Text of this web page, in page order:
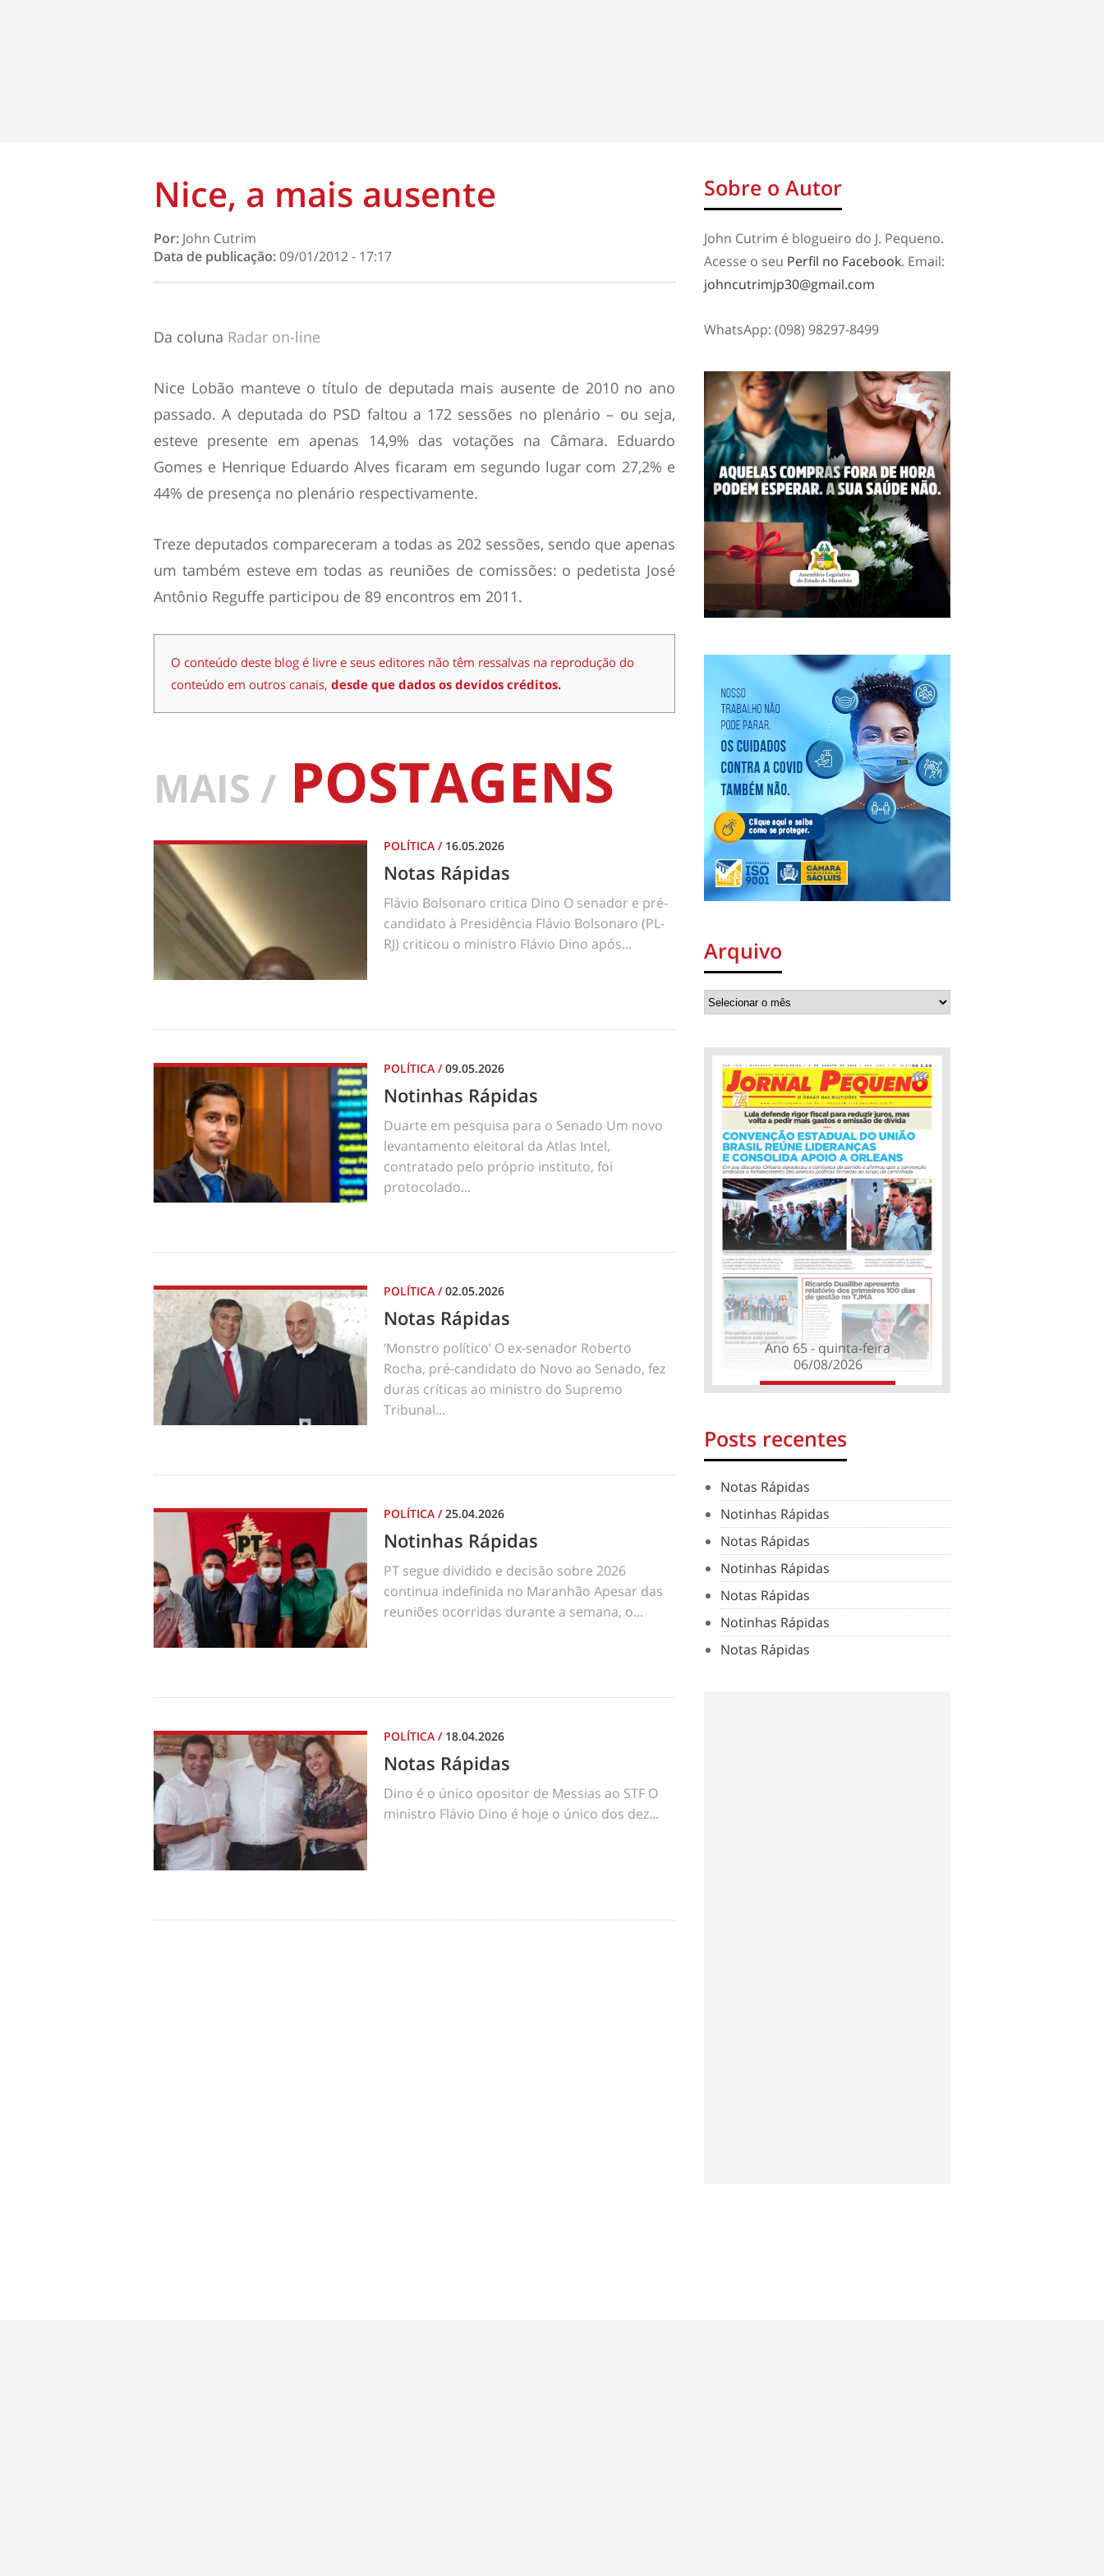
Nice, a mais ausente
Por: John Cutrim
Data de publicação:09/01/2012 - 17:17
Da coluna Radar on-line
Nice Lobão manteve o título de deputada mais ausente de 2010 no ano
passado. A deputada do PSD faltou a 172 sessões no plenário – ou seja,
esteve presente em apenas 14,9% das votações na Câmara. Eduardo
Gomes e Henrique Eduardo Alves ficaram em segundo lugar com 27,2% e
44% de presença no plenário respectivamente.
Treze deputados compareceram a todas as 202 sessões, sendo que apenas
um também esteve em todas as reuniões de comissões: o pedetista José
Antônio Reguffe participou de 89 encontros em 2011.
O conteúdo deste blog é livre e seus editores não têm ressalvas na reprodução do
conteúdo em outros canais, desde que dados os devidos créditos.
MAIS / POSTAGENS
POLÍTICA / 16.05.2026
Notas Rápidas
Flávio Bolsonaro critica Dino O senador e pré-
candidato à Presidência Flávio Bolsonaro (PL-
RJ) criticou o ministro Flávio Dino após...
POLÍTICA /09.05.2026
Notinhas Rápidas
Duarte em pesquisa para o Senado Um novo
levantamento eleitoral da Atlas Intel,
contratado pelo próprio instituto, foi
protocolado...
POLÍTICA /02.05.2026
Notas Rápidas
‘Monstro político’ O ex-senador Roberto
Rocha, pré-candidato do Novo ao Senado, fez
duras críticas ao ministro do Supremo
Tribunal...
POLÍTICA /25.04.2026
Notinhas Rápidas
PT segue dividido e decisão sobre 2026
continua indefinida no Maranhão Apesar das
reuniões ocorridas durante a semana, o...
POLÍTICA / 18.04.2026
Notas Rápidas
Dino é o único opositor de Messias ao STF O
ministro Flávio Dino é hoje o único dos dez...
Sobre o Autor
John Cutrim é blogueiro do J. Pequeno.
Acesse o seu Perfil no Facebook. Email:
johncutrimjp30@gmail.com
WhatsApp: (098) 98297-8499
Arquivo
Ano 65 - quinta-feira
06/08/2026
Posts recentes
Notas Rápidas
Notinhas Rápidas
Notas Rápidas
Notinhas Rápidas
Notas Rápidas
Notinhas Rápidas
Notas Rápidas